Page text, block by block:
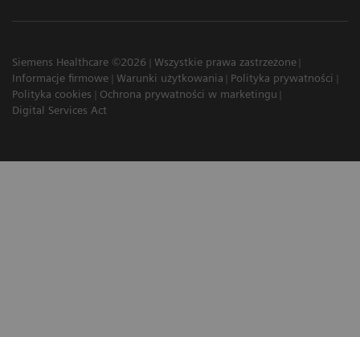
Siemens Healthcare ©2026
Wszystkie prawa zastrzeżone
Informacje firmowe
Warunki użytkowania
Polityka prywatności
Polityka cookies
Ochrona prywatności w marketingu
Digital Services Act